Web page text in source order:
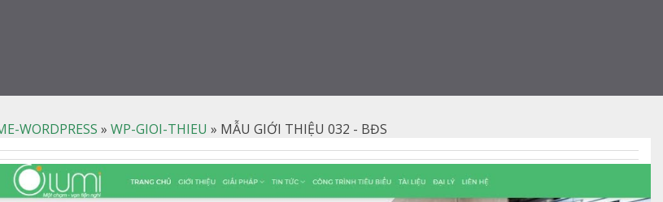
WORDPRESS » WP-GIOI-THIEU » MẪU GIỚI THIỆU 032 - BĐS